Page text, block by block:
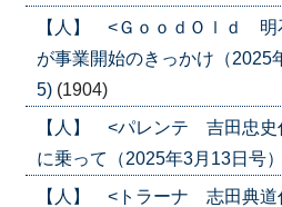
【人】 <ＧｏｏｄＯｌｄ
が事業開始のきっかけ（2025
5) (1904)
【人】 <パレンテ 吉田忠
に乗って（2025年3月13日号
【人】 <トラーナ 志田典